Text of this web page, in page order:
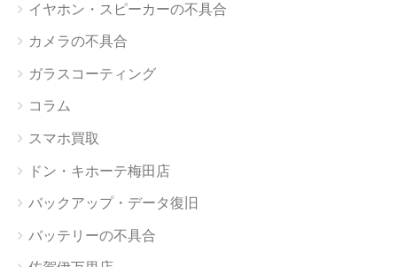
イヤホン・スピーカーの不具合
カメラの不具合
ガラスコーティング
コラム
スマホ買取
ドン・キホーテ梅田店
バックアップ・データ復旧
バッテリーの不具合